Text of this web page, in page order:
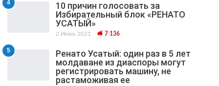
4
10 причин голосовать за
Избирательный блок «РЕНАТО
УСАТЫЙ»
2 Июнь 2021 7 136
5
Ренато Усатый: один раз в 5 лет
молдаване из диаспоры могут
регистрировать машину, не
растаможивая ее